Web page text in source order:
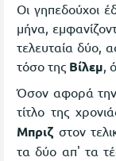
Οι γηπεδούχοι
μήνα,
τελευταία δύο,
τόσο της Βίλεμ,
Όσον αφορά
τίτλο της
Μπριζ στον
τα δύο απ' τα